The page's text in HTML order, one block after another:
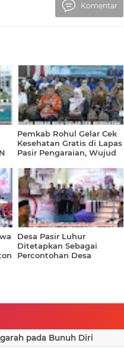
Komentar
Pemkab Rohul Gelar Cek
Kesehatan Gratis di Lapas
Pasir Pengaraian, Wujud
61
Desa Pasir Luhur
Ditetapkan Sebagai
Percontohan Desa
pada Bunuh Diri